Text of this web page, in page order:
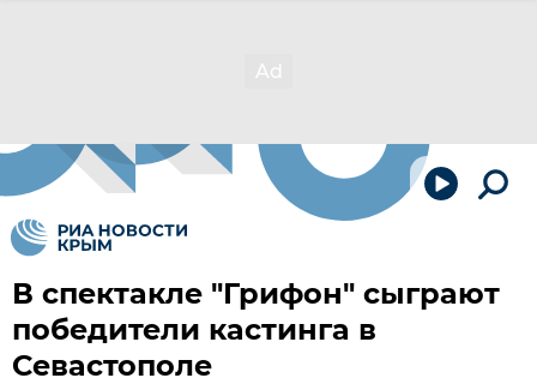
В спектакле "Грифон" сыграют
победители кастинга в
Севастополе